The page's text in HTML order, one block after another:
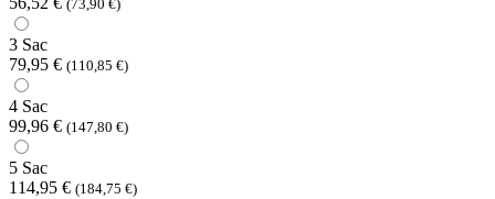
(73,90 €)
3 Sac
79,95 € (110,85 €)
4 Sac
99,96 € (147,80 €)
5 Sac
114,95 € (184,75 €)